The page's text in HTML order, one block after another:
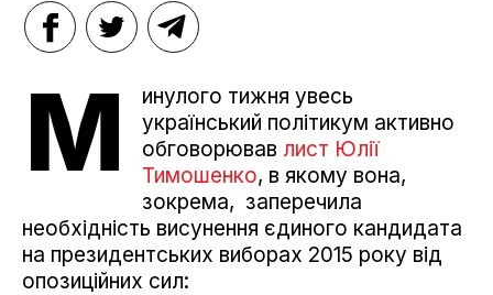
М
инулого тижня увесь
український політикум активно
обговорював лист Юлії
Тимошенко, в якому вона,
зокрема, заперечила
необхідність висунення єдиного кандидата
на президентських виборах 2015 року від
опозиційних сил: